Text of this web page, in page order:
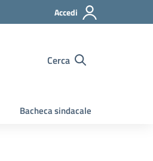
Accedi
Cerca
Bacheca sindacale